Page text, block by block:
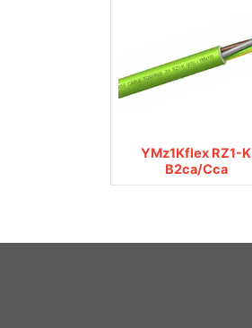
YMz1Kflex RZ1-K
B2ca/Cca